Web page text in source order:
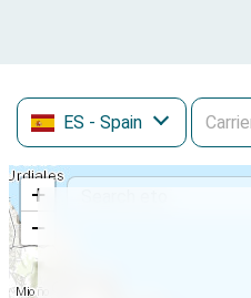
ES - Spain
+
−